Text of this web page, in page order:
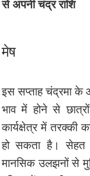
से अपनी चंद्र राशि
मेष
इस सप्ताह चंद्रमा के
भाव में होने से
कार्यक्षेत्र में तरक्की
हो सकता है।
मानसिक उलझनों से